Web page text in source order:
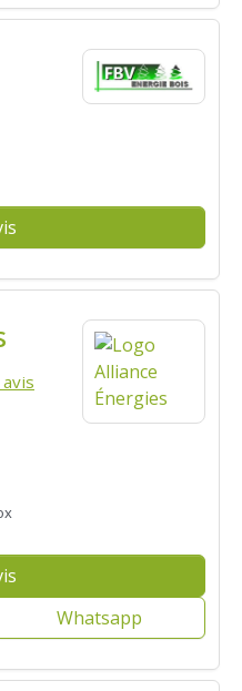
Whatsapp